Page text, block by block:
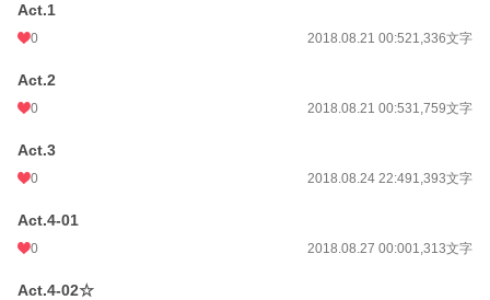
Act.1
0 2018.08.21 00:521,336文字
Act.2
0 2018.08.21 00:531,759文字
Act.3
0 2018.08.24 22:491,393文字
Act.4-01
0 2018.08.27 00:001,313文字
Act.4-02☆